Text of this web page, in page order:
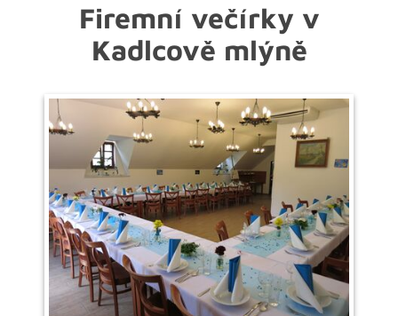
Firemní večírky v
Kadlcově mlýně